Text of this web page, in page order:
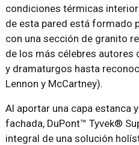
condiciones térmicas
de esta pared está formado
con una sección de granito
de los más célebres autores
y dramaturgos hasta
Lennon y McCartney).
Al aportar una capa estanca
fachada, DuPont™ Tyvek®
integral de una solución